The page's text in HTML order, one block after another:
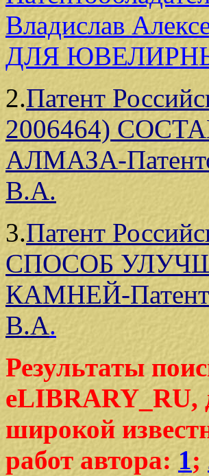
Владислав
ДЛЯ
2.Патент
2006464)
АЛМАЗА-
В.А.
3.Патент
СПОСОБ
КАМНЕЙ-
В.А.
Результаты
eLIBRARY_RU,
широкой
работ автора: 1;